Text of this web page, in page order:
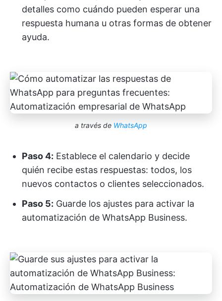
detalles como cuándo pueden esperar una
respuesta humana u otras formas de obtener
ayuda.
a través de WhatsApp
Paso 4: Establece el calendario y decide
quién recibe estas respuestas: todos, los
nuevos contactos o clientes seleccionados.
Paso 5: Guarde los ajustes para activar la
automatización de WhatsApp Business.